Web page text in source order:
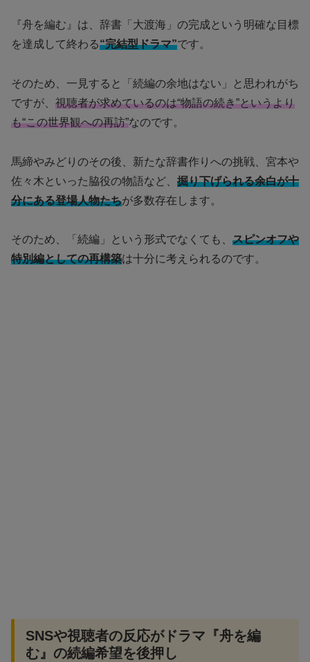
『舟を編む』は、辞書「大渡海」の完成という明確な目標
を達成して終わる“完結型ドラマ”です。
そのため、一見すると「続編の余地はない」と思われがち
ですが、 視聴者が求めているのは“物語の続き”というより
も“この世界観への再訪”なのです。
馬締やみどりのその後、新たな辞書作りへの挑戦、宮本や
佐々木といった脇役の物語など、 掘り下げられる余白が十
分にある登場人物たちが多数存在します。
そのため、「続編」という形式でなくても、 スピンオフや
特別編としての再構築は十分に考えられるのです。
SNSや視聴者の反応がドラマ『舟を編
む』の続編希望を後押し